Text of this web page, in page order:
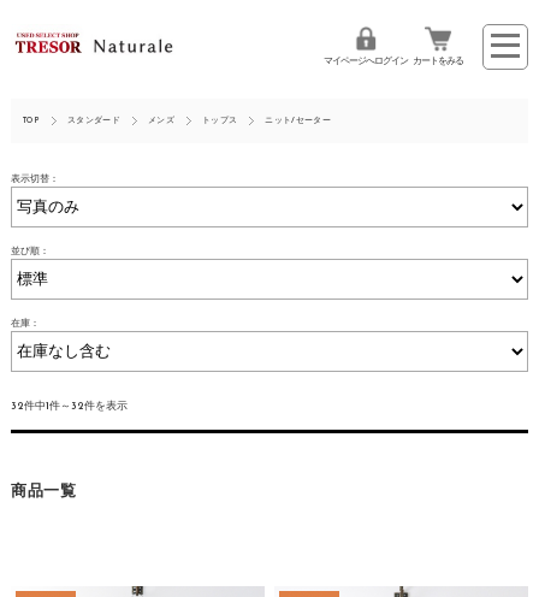
マイページへログイン カートをみる
TOP スタンダード メンズ トップス ニット/セーター
表示切替：
並び順：
在庫：
32件中1件～32件を表示
商品一覧